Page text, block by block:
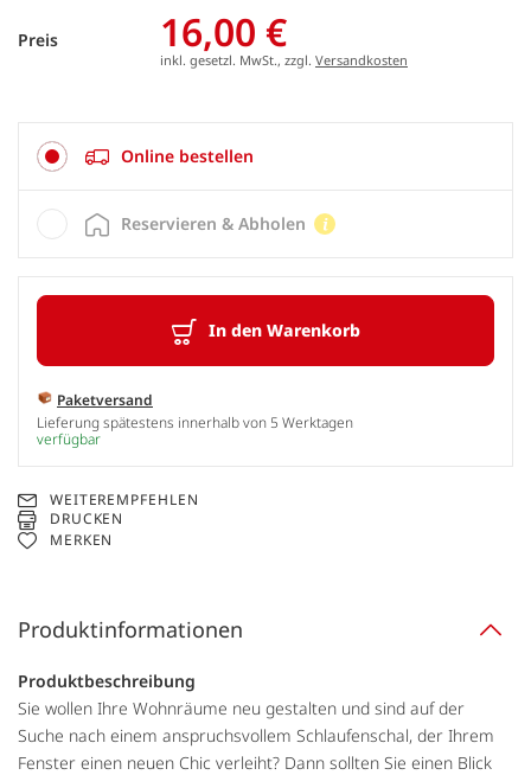
Preis 16,00 €
inkl. gesetzl. MwSt., zzgl. Versandkosten
Online bestellen
In den Warenkorb
Paketversand
Lieferung spätestens innerhalb von 5 Werktagen
verfügbar
Reservieren & Abholen
WEITEREMPFEHLEN
DRUCKEN
MERKEN
Produktinformationen
Produktbeschreibung
Sie wollen Ihre Wohnräume neu gestalten und sind auf der
Suche nach einem anspruchsvollem Schlaufenschal, der Ihrem
Fenster einen neuen Chic verleiht? Dann sollten Sie einen Blick